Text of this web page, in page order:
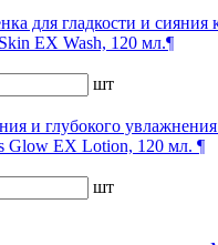
для гладкости и сияния
EX Wash, 120 мл.¶
шт
и глубокого
Glow EX Lotion, 120 мл. ¶
шт